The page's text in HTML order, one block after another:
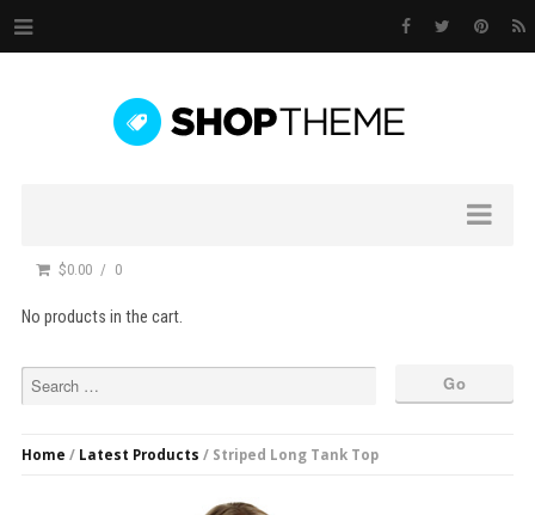
$0.00 0
No products in the cart.
Home / Latest Products / Striped Long Tank Top